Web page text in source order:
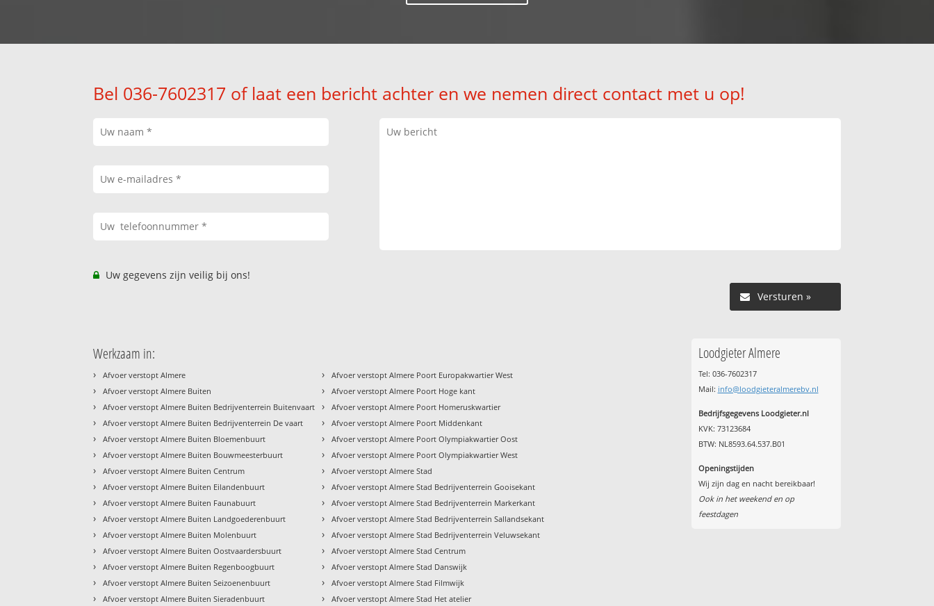
Bel 036-7602317 of laat een bericht achter en we nemen direct contact met u op!
Uw gegevens zijn veilig bij ons!
Versturen »
Werkzaam in:
› Afvoer verstopt Almere
› Afvoer verstopt Almere Buiten
› Afvoer verstopt Almere Buiten Bedrijventerrein Buitenvaart
› Afvoer verstopt Almere Buiten Bedrijventerrein De vaart
› Afvoer verstopt Almere Buiten Bloemenbuurt
› Afvoer verstopt Almere Buiten Bouwmeesterbuurt
› Afvoer verstopt Almere Buiten Centrum
› Afvoer verstopt Almere Buiten Eilandenbuurt
› Afvoer verstopt Almere Buiten Faunabuurt
› Afvoer verstopt Almere Buiten Landgoederenbuurt
› Afvoer verstopt Almere Buiten Molenbuurt
› Afvoer verstopt Almere Buiten Oostvaardersbuurt
› Afvoer verstopt Almere Buiten Regenboogbuurt
› Afvoer verstopt Almere Buiten Seizoenenbuurt
› Afvoer verstopt Almere Buiten Sieradenbuurt
› Afvoer verstopt Almere Poort Europakwartier West
› Afvoer verstopt Almere Poort Hoge kant
› Afvoer verstopt Almere Poort Homeruskwartier
› Afvoer verstopt Almere Poort Middenkant
› Afvoer verstopt Almere Poort Olympiakwartier Oost
› Afvoer verstopt Almere Poort Olympiakwartier West
› Afvoer verstopt Almere Stad
› Afvoer verstopt Almere Stad Bedrijventerrein Gooisekant
› Afvoer verstopt Almere Stad Bedrijventerrein Markerkant
› Afvoer verstopt Almere Stad Bedrijventerrein Sallandsekant
› Afvoer verstopt Almere Stad Bedrijventerrein Veluwsekant
› Afvoer verstopt Almere Stad Centrum
› Afvoer verstopt Almere Stad Danswijk
› Afvoer verstopt Almere Stad Filmwijk
› Afvoer verstopt Almere Stad Het atelier
Loodgieter Almere
Tel: 036-7602317
Mail: info@loodgieteralmerebv.nl
Bedrijfsgegevens Loodgieter.nl
KVK: 73123684
BTW: NL8593.64.537.B01
Openingstijden
Wij zijn dag en nacht bereikbaar!
Ook in het weekend en op
feestdagen